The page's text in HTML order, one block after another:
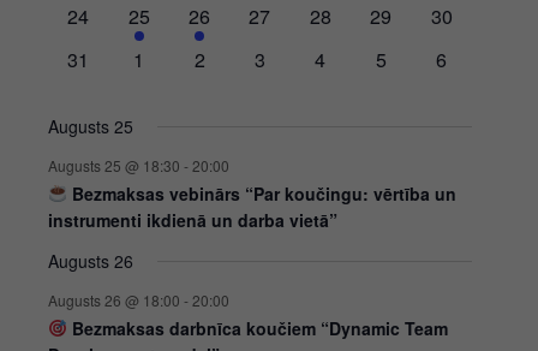
0
24
1
event
25
1
event
26
0
27
0
28
0
29
0
30
0
31
0
1
0
2
0
3
0
4
0
5
0
6
Augusts 25
Augusts 25 @ 18:30 - 20:00
Bezmaksas vebinārs “Par koučingu: vērtība un
instrumenti ikdienā un darba vietā”
Augusts 26
Augusts 26 @ 18:00 - 20:00
Bezmaksas darbnīca koučiem “Dynamic Team